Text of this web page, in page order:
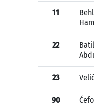
11
22
23
90